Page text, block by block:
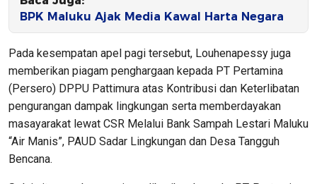
BPK Maluku Ajak Media Kawal Harta Negara
Pada kesempatan apel pagi tersebut, Louhenapessy juga
memberikan piagam penghargaan kepada PT Pertamina
(Persero) DPPU Pattimura atas Kontribusi dan Keterlibatan
pengurangan dampak lingkungan serta memberdayakan
masayarakat lewat CSR Melalui Bank Sampah Lestari Maluku
“Air Manis”, PAUD Sadar Lingkungan dan Desa Tangguh
Bencana.